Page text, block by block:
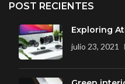
POST RECIENTES
Exploring
julio 23, 2021